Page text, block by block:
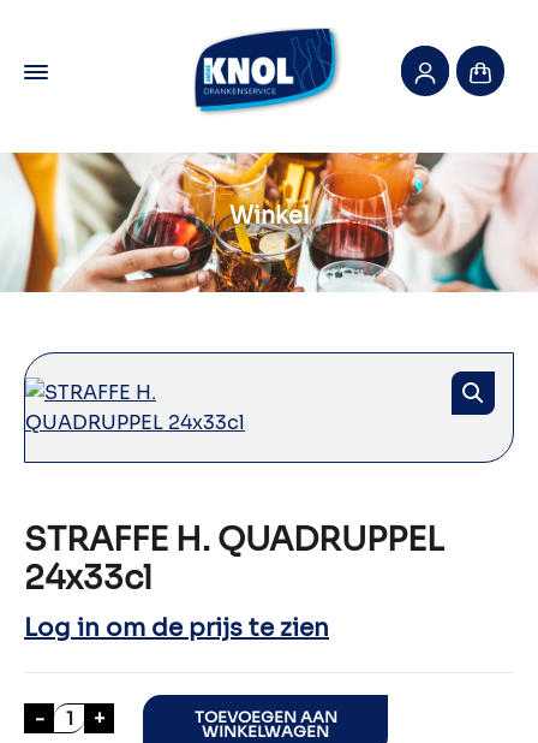
Winkel
STRAFFE H. QUADRUPPEL
24x33cl
Log in om de prijs te zien
- STRAFFE H. QUADRUPPEL 24x33cl aantal
+ TOEVOEGEN AAN
WINKELWAGEN